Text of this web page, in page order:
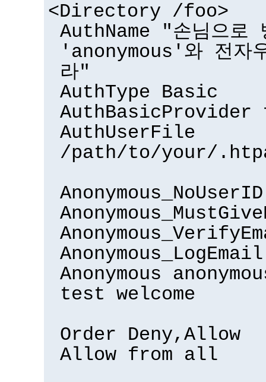
<Directory /foo>
AuthName "손님으로
'anonymous'와 전자
라"
AuthType Basic
AuthUserFile
/path/to/your/
Anonymous
test welcome
Order Deny,Allow
Allow from all